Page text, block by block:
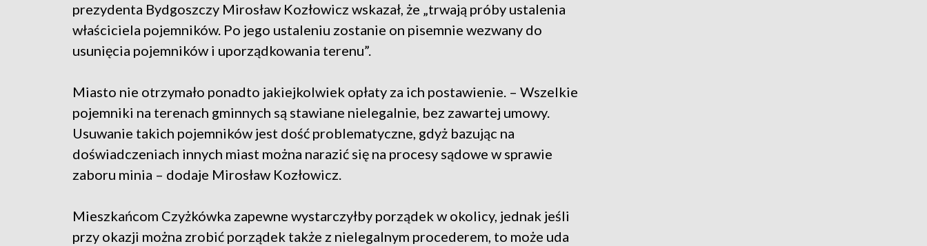
prezydenta Bydgoszczy Mirosław Kozłowicz wskazał, że „trwają próby ustalenia
właściciela pojemników. Po jego ustaleniu zostanie on pisemnie wezwany do
usunięcia pojemników i uporządkowania terenu”.
Miasto nie otrzymało ponadto jakiejkolwiek opłaty za ich postawienie. – Wszelkie
pojemniki na terenach gminnych są stawiane nielegalnie, bez zawartej umowy.
Usuwanie takich pojemników jest dość problematyczne, gdyż bazując na
doświadczeniach innych miast można narazić się na procesy sądowe w sprawie
zaboru minia – dodaje Mirosław Kozłowicz.
Mieszkańcom Czyżkówka zapewne wystarczyłby porządek w okolicy, jednak jeśli
przy okazji można zrobić porządek także z nielegalnym procederem, to może uda